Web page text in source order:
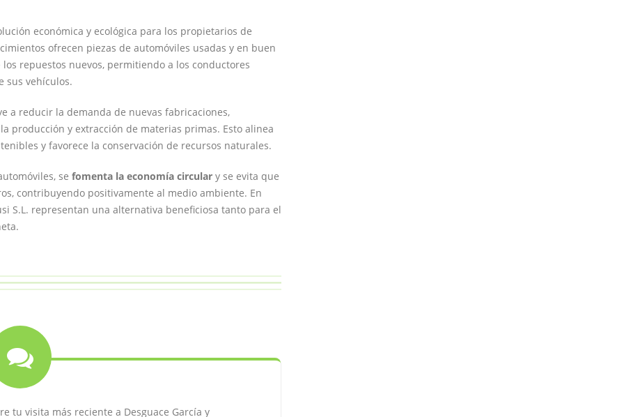
económica y ecológica para los propietarios de
ofrecen piezas de automóviles usadas y en buen
repuestos nuevos, permitiendo a los conductores
sus vehículos.
a reducir la demanda de nuevas fabricaciones,
producción y extracción de materias primas. Esto alinea
y favorece la conservación de recursos naturales.
se fomenta la economía circular y se evita que
contribuyendo positivamente al medio ambiente. En
S.L. representan una alternativa beneficiosa tanto para el
tu visita más reciente a Desguace García y